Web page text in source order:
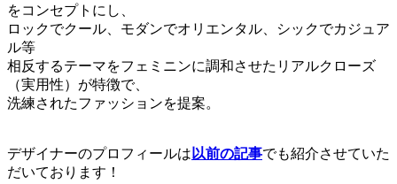
をコンセプトにし、
ロックでクール、モダンでオリエンタル、シックでカジュア
ル等
相反するテーマをフェミニンに調和させたリアルクローズ
（実用性）が特徴で、
洗練されたファッションを提案。
デザイナーのプロフィールは 以前の記事でも紹介させていた
だいております！